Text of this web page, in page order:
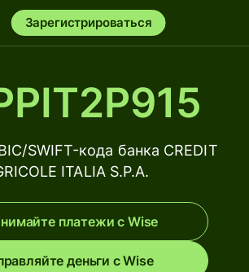
Зарегистрироваться
SWIFT-кода банка CREDIT
ITALIA S.P.A.
платежи с Wise
деньги с Wise